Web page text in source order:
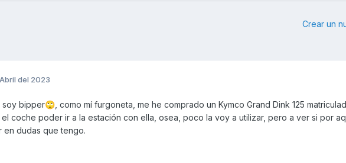
Crear un
del 2023
soy bipper🙄 , como mí furgoneta, me he comprado un Kymco Grand Dink 125
coche poder ir a la estación con ella, osea, poco la voy a utilizar, pero a ver si por
en dudas que tengo.